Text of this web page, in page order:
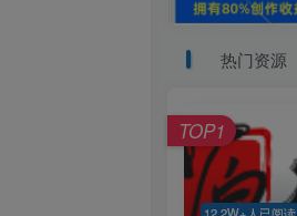
热门资源
12.2W+人已阅读
TOP1